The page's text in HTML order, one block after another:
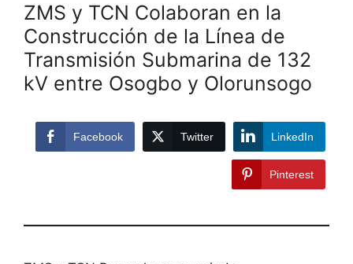
ZMS y TCN Colaboran en la
Construcción de la Línea de
Transmisión Submarina de 132
kV entre Osogbo y Olorunsogo
Facebook Twitter LinkedIn
Pinterest